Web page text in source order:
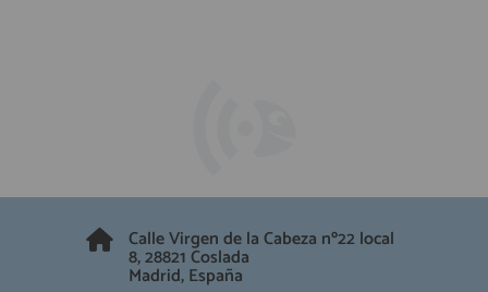
Calle Virgen de la Cabeza nº22 local
8, 28821 Coslada
Madrid, España